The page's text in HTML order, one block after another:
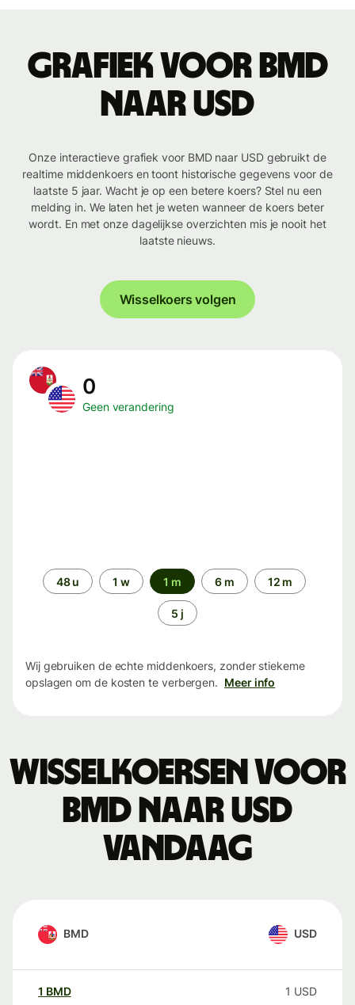
Grafiek voor BMD
naar USD
Onze interactieve grafiek voor BMD naar USD gebruikt de
realtime middenkoers en toont historische gegevens voor de
laatste 5 jaar. Wacht je op een betere koers? Stel nu een
melding in. We laten het je weten wanneer de koers beter
wordt. En met onze dagelijkse overzichten mis je nooit het
laatste nieuws.
Wisselkoers volgen
0
Geen verandering
Periode48 u 1 w 1 m 6 m 12 m
5 j
Wij gebruiken de echte middenkoers, zonder stiekeme
opslagen om de kosten te verbergen. Meer info
Wisselkoersen voor
BMD naar USD
vandaag
BMD USD
1 BMD 1 USD